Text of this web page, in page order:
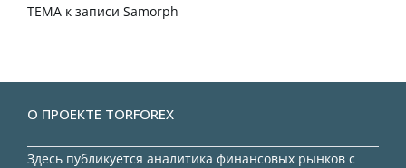
TEMA к записи Samorph
О ПРОЕКТЕ TORFOREX
Здесь публикуется аналитика финансовых рынков с